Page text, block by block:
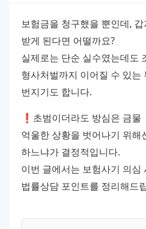
보험금을 청구했을 뿐인데, 갑
받게 된다면 어떨까요?
실제로는 단순 실수였는데도
형사처벌까지 이어질 수 있는
번지기도 합니다.
❗초범이더라도 방심은 금물
억울한 상황을 벗어나기 위해
하느냐가 결정적입니다.
이번 글에서는 보험사기 의심
법률상담 포인트를 정리해드